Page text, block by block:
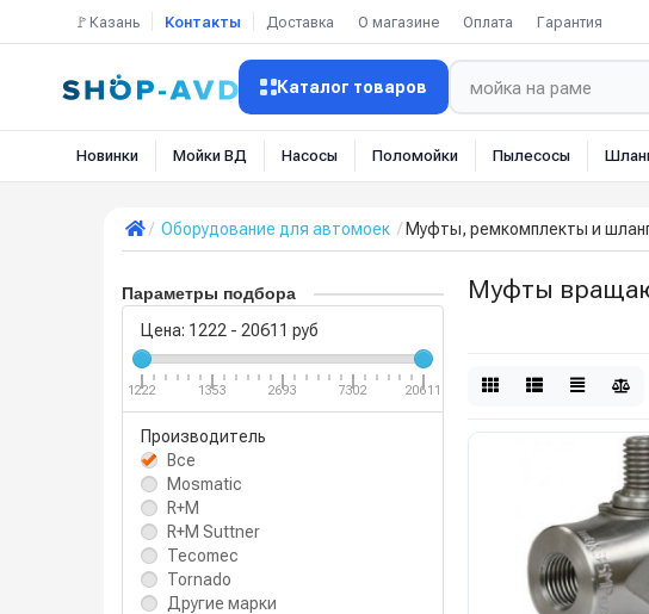
🚩Казань Контакты Доставка О магазине Оплата Гарантия
Каталог товаров
Новинки Мойки ВД Насосы Поломойки Пылесосы
Оборудование для автомоек Муфты, ремкомплекты и
Параметры подбора
Цена: 1222 - 20611 руб
1222 1353 2693 7302 20611
Производитель
Все
Mosmatic
R+M
R+M Suttner
Tecomec
Tornado
Другие марки
Муфты